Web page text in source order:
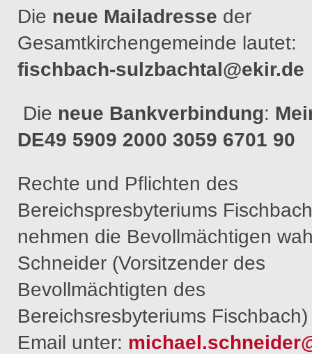
Die neue Mailadresse der
Gesamtkirchengemeinde lautet:
fischbach-sulzbachtal@ekir.de
Die neue Bankverbindung:
DE49 5909 2000 3059 6701 90
Rechte und Pflichten des
Bereichspresbyteriums Fischbach
nehmen die Bevollmächtigen
Schneider (Vorsitzender des
Bevollmächtigten des
Bereichsresbyteriums
Email unter: